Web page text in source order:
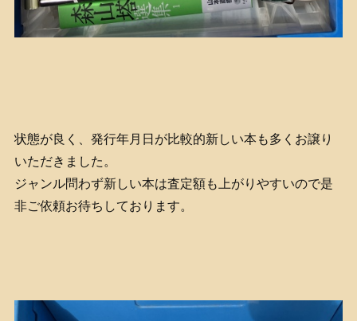
状態が良く、発行年月日が比較的新しい本も多くお譲り
いただきました。
ジャンル問わず新しい本は査定額も上がりやすいので是
非ご依頼お待ちしております。